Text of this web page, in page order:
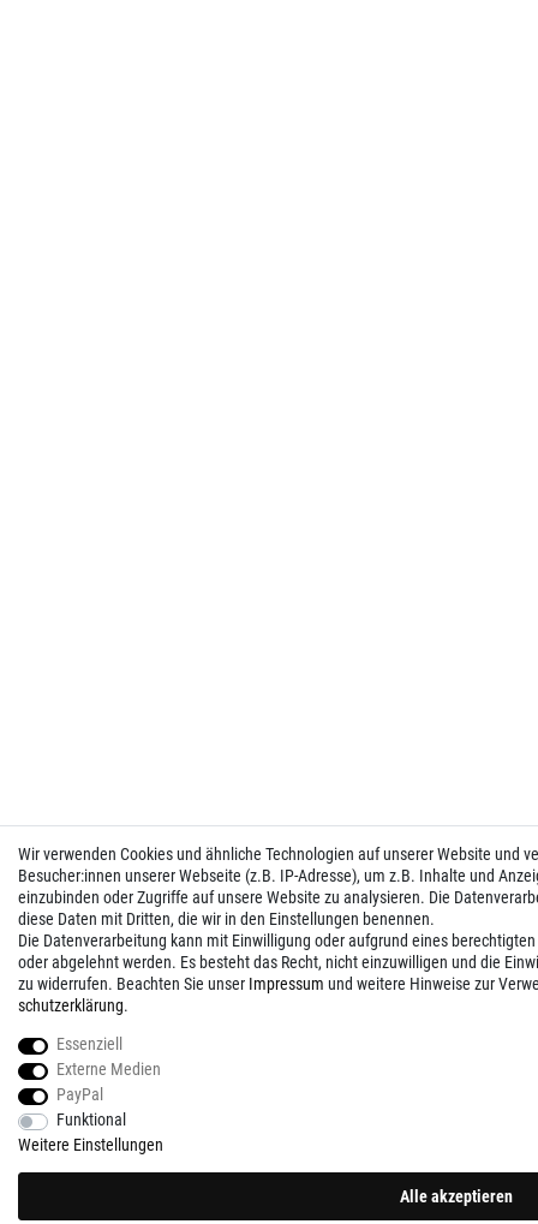
Wir verwenden Cookies und ähnliche Technologien auf unserer Website und
Besucher:innen unserer Webseite (z.B. IP-Adresse), um z.B. Inhalte und
einzubinden oder Zugriffe auf unsere Website zu analysieren. Die
diese Daten mit Dritten, die wir in den Einstellungen benennen.
Die Datenverarbeitung kann mit Einwilligung oder aufgrund eines
oder abgelehnt werden. Es besteht das Recht, nicht einzuwilligen und die
zu widerrufen. Beachten Sie unser Impressum und weitere Hinweise zur
schutz­erklärung.
Essenziell
Externe Medien
PayPal
Funktional
Weitere Einstellungen
Alle akzeptieren